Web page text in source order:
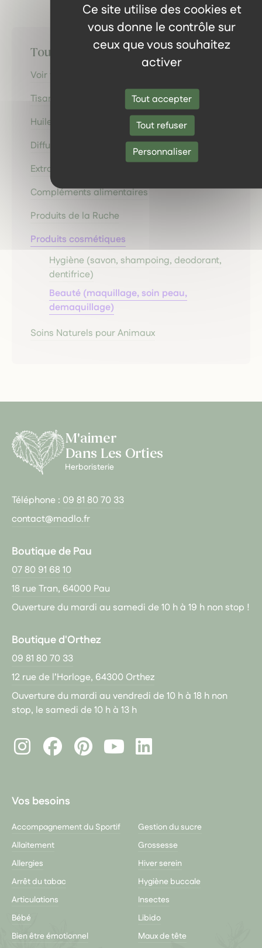
Ce site utilise des cookies et
vous donne le contrôle sur
ceux que vous souhaitez
activer
Tout accepter
Tout refuser
Personnaliser
Toutes les catégories
Voir tous les produits
Tisanes & Infusions
Huiles, Hydrolats & Baumes
Diffusion olfactive & Inhalation
Extraits Plantes & Elixirs floraux
Compléments alimentaires
Produits de la Ruche
Produits cosmétiques
Hygiène (savon, shampoing, deodorant,
dentifrice)
Beauté (maquillage, soin peau,
demaquillage)
Soins Naturels pour Animaux
M'aimer
Dans Les Orties
Herboristerie
Téléphone : 09 81 80 70 33
contact@madlo.fr
Boutique de Pau
07 80 91 68 10
18 rue Tran, 64000 Pau
Ouverture du mardi au samedi de 10 h à 19 h non stop !
Boutique d'Orthez
09 81 80 70 33
12 rue de l’Horloge, 64300 Orthez
Ouverture du mardi au vendredi de 10 h à 18 h non
stop, le samedi de 10 h à 13 h
InstagramFacebookPinterest
LinkedIn
Vos besoins
Accompagnement du Sportif
Allaitement
Allergies
Arrêt du tabac
Articulations
Bébé
Bien être émotionnel
Gestion du sucre
Grossesse
Hiver serein
Hygiène buccale
Insectes
Libido
Maux de tête